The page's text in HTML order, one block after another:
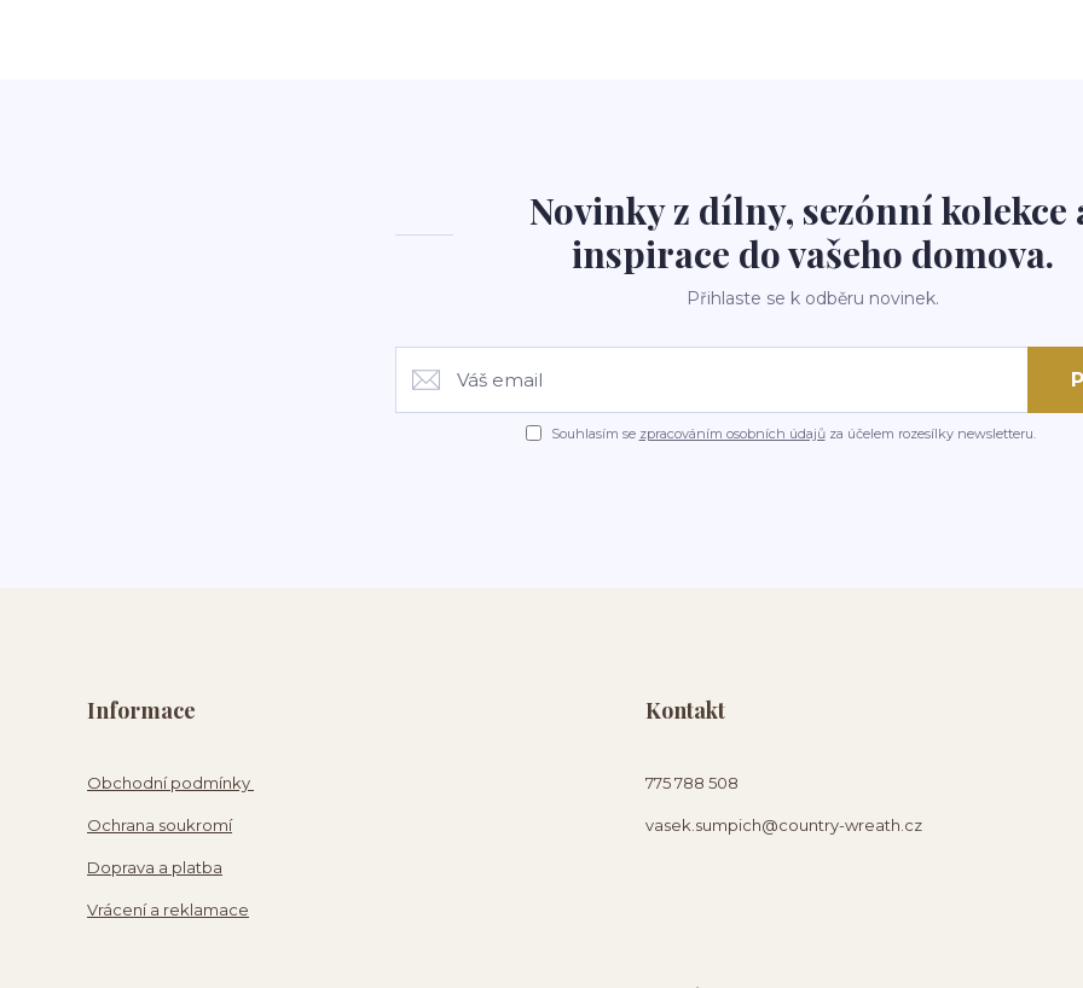
Novinky z dílny, sezónní kolekce
inspirace do vašeho domova.
Přihlaste se k odběru novinek.
Souhlasím se zpracováním osobních údajůza účelem rozesílky newsletteru.
Informace
Obchodní podmínky
Ochrana soukromí
Doprava a platba
Vrácení a reklamace
Kontakt
775 788 508
vasek.sumpich@country-wreath.cz